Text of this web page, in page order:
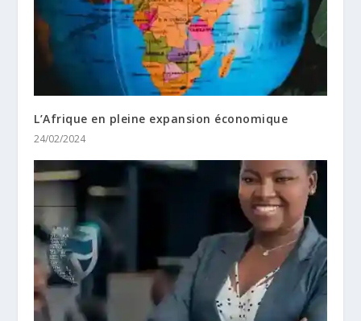
L’Afrique en pleine expansion économique
24/02/2024